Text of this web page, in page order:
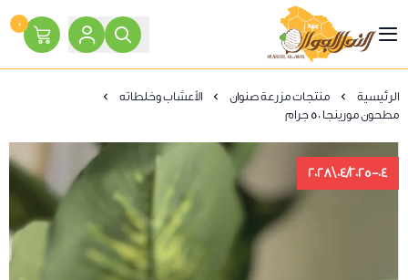
النحل الجوال
٠
الرئيسية منتجات مزرعة صنوان
الأعشاب وخلطاته
مطحون مورينجا 50 جرام
04/2025-04\2028